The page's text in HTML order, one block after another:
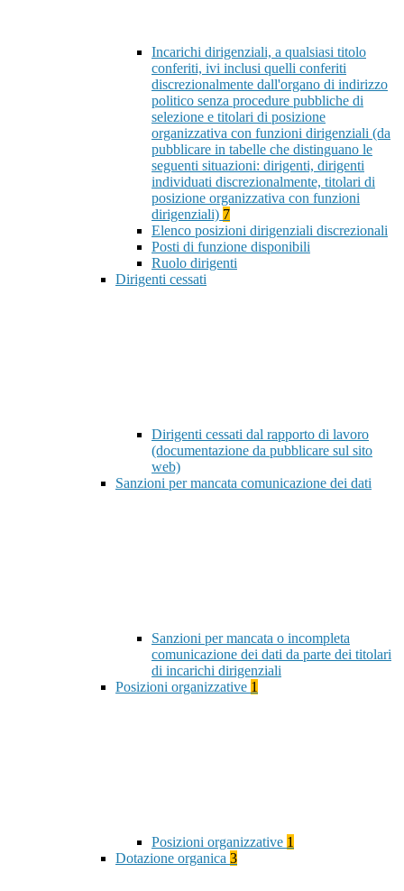
Incarichi dirigenziali, a qualsiasi titolo
conferiti, ivi inclusi quelli conferiti
discrezionalmente dall'organo di indirizzo
politico senza procedure pubbliche di
selezione e titolari di posizione
organizzativa con funzioni dirigenziali (da
pubblicare in tabelle che distinguano le
seguenti situazioni: dirigenti, dirigenti
individuati discrezionalmente, titolari di
posizione organizzativa con funzioni
dirigenziali) 7
Elenco posizioni dirigenziali discrezionali
Posti di funzione disponibili
Ruolo dirigenti
Dirigenti cessati
Dirigenti cessati dal rapporto di lavoro
(documentazione da pubblicare sul sito
web)
Sanzioni per mancata comunicazione dei dati
Sanzioni per mancata o incompleta
comunicazione dei dati da parte dei titolari
di incarichi dirigenziali
Posizioni organizzative 1
Posizioni organizzative 1
Dotazione organica 3